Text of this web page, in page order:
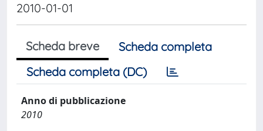
2010-01-01
Scheda breve
Scheda completa
Scheda completa (DC)
Anno di pubblicazione
2010